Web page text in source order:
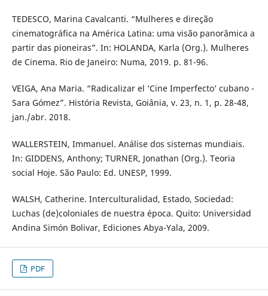
TEDESCO, Marina Cavalcanti. “Mulheres e direção
cinematográfica na América Latina: uma visão panorâmica a
partir das pioneiras”. In: HOLANDA, Karla (Org.). Mulheres
de Cinema. Rio de Janeiro: Numa, 2019. p. 81-96.
VEIGA, Ana Maria. “Radicalizar el ‘Cine Imperfecto’ cubano -
Sara Gómez”. História Revista, Goiânia, v. 23, n. 1, p. 28-48,
jan./abr. 2018.
WALLERSTEIN, Immanuel. Análise dos sistemas mundiais.
In: GIDDENS, Anthony; TURNER, Jonathan (Org.). Teoria
social Hoje. São Paulo: Ed. UNESP, 1999.
WALSH, Catherine. Interculturalidad, Estado, Sociedad:
Luchas (de)coloniales de nuestra época. Quito: Universidad
Andina Simón Bolivar, Ediciones Abya-Yala, 2009.
PDF